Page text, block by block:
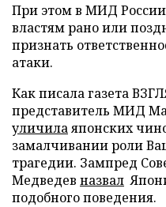
При этом в МИД
властям рано или
признать
атаки.
Как писала газета
представитель МИД
уличилаяпонских
замалчивании роли
трагедии. Зампред
Медведев назвал
подобного поведения.